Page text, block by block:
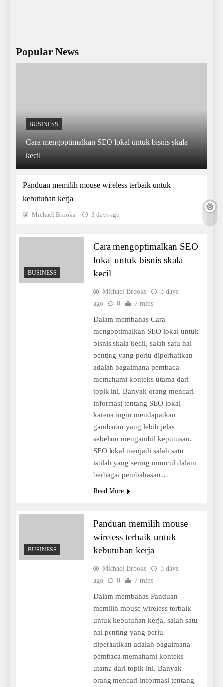
Popular News
BUSINESS
Cara mengoptimalkan SEO lokal untuk bisnis skala
kecil
Panduan memilih mouse wireless terbaik untuk
kebutuhan kerja
Michael Brooks 3 days ago
BUSINESS
Cara mengoptimalkan SEO
lokal untuk bisnis skala
kecil
Michael Brooks
3 days
ago
0 7 mins
Dalam membahas Cara
mengoptimalkan SEO lokal untuk
bisnis skala kecil, salah satu hal
penting yang perlu diperhatikan
adalah bagaimana pembaca
memahami konteks utama dari
topik ini. Banyak orang mencari
informasi tentang SEO lokal
karena ingin mendapatkan
gambaran yang lebih jelas
sebelum mengambil keputusan.
SEO lokal menjadi salah satu
istilah yang sering muncul dalam
berbagai pembahasan…
Read More
BUSINESS
Panduan memilih mouse
wireless terbaik untuk
kebutuhan kerja
Michael Brooks
3 days
ago
0 7 mins
Dalam membahas Panduan
memilih mouse wireless terbaik
untuk kebutuhan kerja, salah satu
hal penting yang perlu
diperhatikan adalah bagaimana
pembaca memahami konteks
utama dari topik ini. Banyak
orang mencari informasi tentang